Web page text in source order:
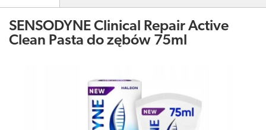
SENSODYNE Clinical Repair Active
Clean Pasta do zębów 75ml